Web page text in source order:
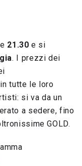
21.30e si
. I prezzi dei
tutte le loro
si va da un
a sedere, fino
GOLD.